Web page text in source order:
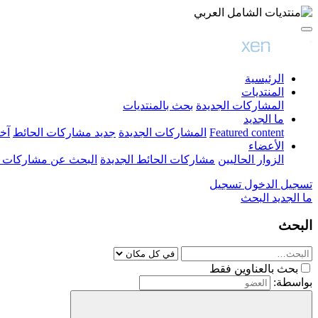
الرئيسية
المنتديات
المشاركات الجديدة بحث بالمنتديات
ما الجديد
Featured content المشاركات الجديدة جديد مشاركات الحائط
الأعضاء
الزوار الحاليين مشاركات الحائط الجديدة البحث عن
تسجيل الدخول تسجيل
ما الجديد البحث
البحث
بحث بالعناوين فقط
بواسطة: